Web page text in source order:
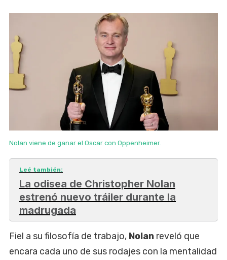
Nolan viene de ganar el Oscar con Oppenheimer.
Leé también:
La odisea de Christopher Nolan
estrenó nuevo tráiler durante la
madrugada
Fiel a su filosofía de trabajo, Nolan reveló que
encara cada uno de sus rodajes con la mentalidad